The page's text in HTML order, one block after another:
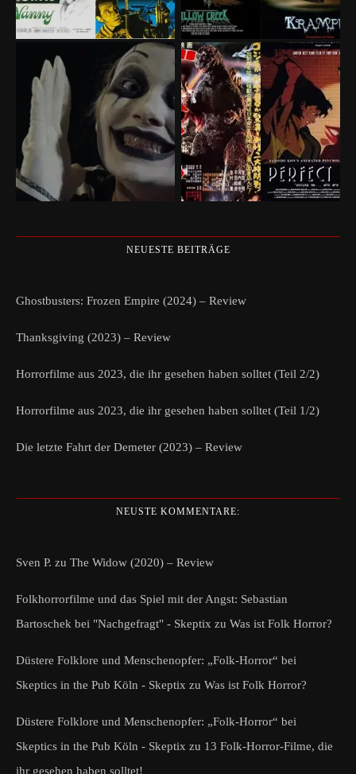
NEUESTE BEITRÄGE
Ghostbusters: Frozen Empire (2024) – Review
Thanksgiving (2023) – Review
Horrorfilme aus 2023, die ihr gesehen haben solltet (Teil 2/2)
Horrorfilme aus 2023, die ihr gesehen haben solltet (Teil 1/2)
Die letzte Fahrt der Demeter (2023) – Review
NEUSTE KOMMENTARE:
Sven P. zu The Widow (2020) – Review
Folkhorrorfilme und das Spiel mit der Angst: Sebastian
Bartoschek bei "Nachgefragt" - Skeptix zu Was ist Folk Horror?
Düstere Folklore und Menschenopfer: „Folk-Horror“ bei
Skeptics in the Pub Köln - Skeptix zu Was ist Folk Horror?
Düstere Folklore und Menschenopfer: „Folk-Horror“ bei
Skeptics in the Pub Köln - Skeptix zu 13 Folk-Horror-Filme, die
ihr gesehen haben solltet!